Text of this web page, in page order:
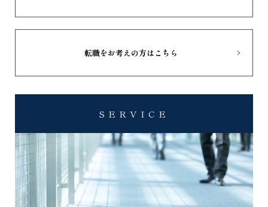
転職をお考えの方はこちら
SERVICE